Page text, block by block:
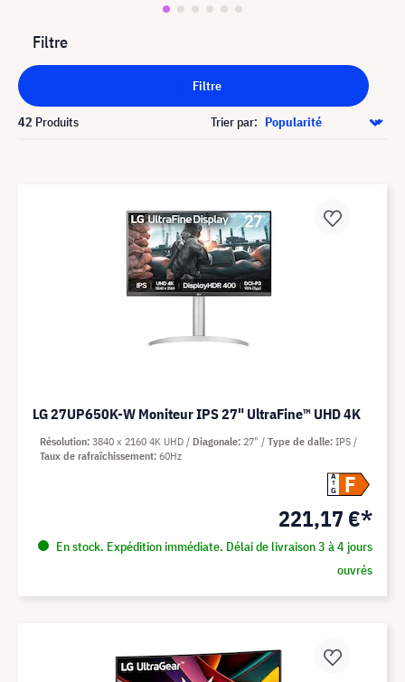
Filtre
Filtre
42 Produits Trier par:
LG 27UP650K-W Moniteur IPS 27" UltraFine™ UHD 4K
A
G
F
221,17 €*
En stock. Expédition immédiate. Délai de livraison 3 à 4 jours
ouvrés
Résolution 3840 x 2160 4K UHD Diagonale 27" Type de dalle IPS
Taux de rafraîchissement 60Hz